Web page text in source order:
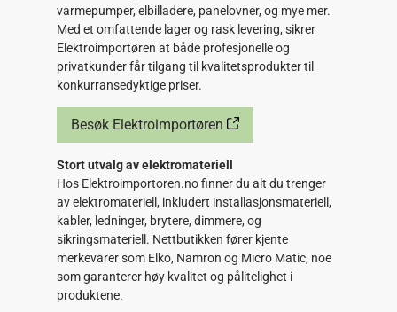
varmepumper, elbilladere, panelovner, og mye mer.
Med et omfattende lager og rask levering, sikrer
Elektroimportøren at både profesjonelle og
privatkunder får tilgang til kvalitetsprodukter til
konkurransedyktige priser.
Besøk Elektroimportøren
Stort utvalg av elektromateriell
Hos Elektroimportoren.no finner du alt du trenger
av elektromateriell, inkludert installasjonsmateriell,
kabler, ledninger, brytere, dimmere, og
sikringsmateriell. Nettbutikken fører kjente
merkevarer som Elko, Namron og Micro Matic, noe
som garanterer høy kvalitet og pålitelighet i
produktene.